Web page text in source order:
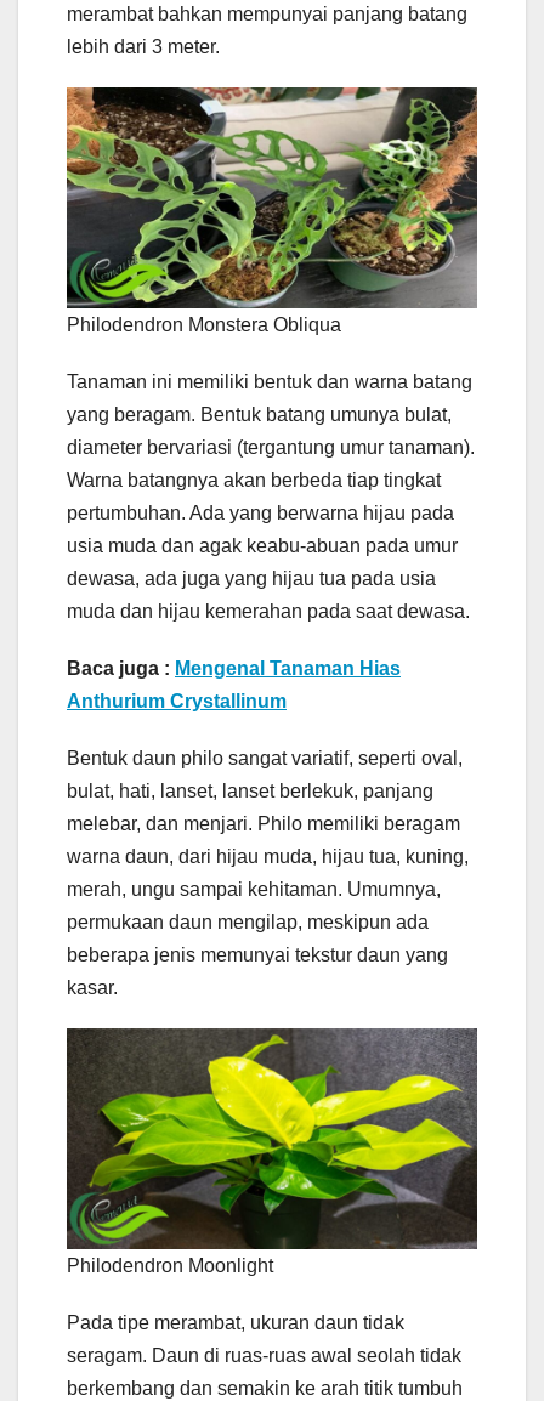
merambat bahkan mempunyai panjang batang
lebih dari 3 meter.
Philodendron Monstera Obliqua
Tanaman ini memiliki bentuk dan warna batang
yang beragam. Bentuk batang umunya bulat,
diameter bervariasi (tergantung umur tanaman).
Warna batangnya akan berbeda tiap tingkat
pertumbuhan. Ada yang berwarna hijau pada
usia muda dan agak keabu-abuan pada umur
dewasa, ada juga yang hijau tua pada usia
muda dan hijau kemerahan pada saat dewasa.
Baca juga : Mengenal Tanaman Hias
Anthurium Crystallinum
Bentuk daun philo sangat variatif, seperti oval,
bulat, hati, lanset, lanset berlekuk, panjang
melebar, dan menjari. Philo memiliki beragam
warna daun, dari hijau muda, hijau tua, kuning,
merah, ungu sampai kehitaman. Umumnya,
permukaan daun mengilap, meskipun ada
beberapa jenis memunyai tekstur daun yang
kasar.
Philodendron Moonlight
Pada tipe merambat, ukuran daun tidak
seragam. Daun di ruas-ruas awal seolah tidak
berkembang dan semakin ke arah titik tumbuh